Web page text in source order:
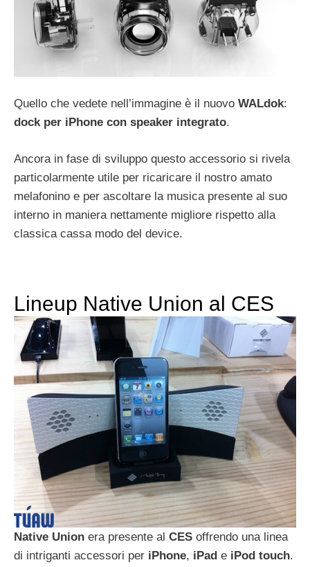
Quello che vedete nell’immagine è il nuovo WALdok:
dock per iPhone con speaker integrato.
Ancora in fase di sviluppo questo accessorio si rivela
particolarmente utile per ricaricare il nostro amato
melafonino e per ascoltare la musica presente al suo
interno in maniera nettamente migliore rispetto alla
classica cassa modo del device.
Lineup Native Union al CES
Native Union era presente al CES offrendo una linea
di intriganti accessori per iPhone, iPad e iPod touch.